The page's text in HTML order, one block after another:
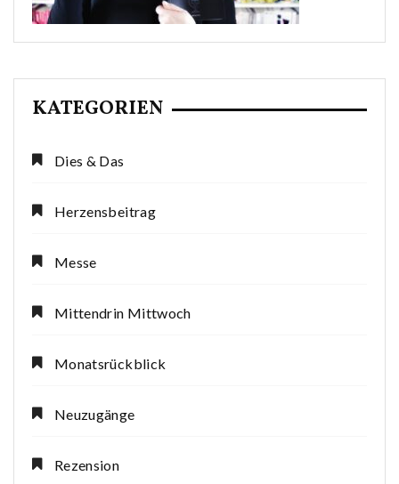
KATEGORIEN
Dies & Das
Herzensbeitrag
Messe
Mittendrin Mittwoch
Monatsrückblick
Neuzugänge
Rezension